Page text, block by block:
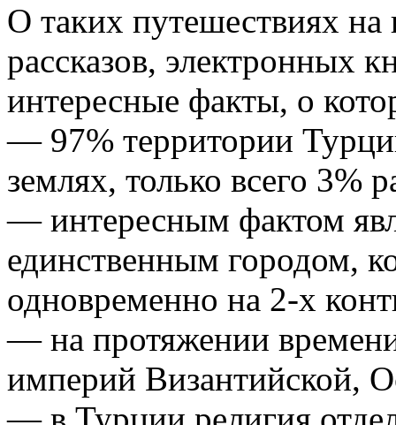
О таких путешествиях на
рассказов, электронных
интересные факты, о
— 97% территории
землях, только всего 3%
— интересным фактом
единственным городом,
одновременно на 2-х
— на протяжении
империй Византийской,